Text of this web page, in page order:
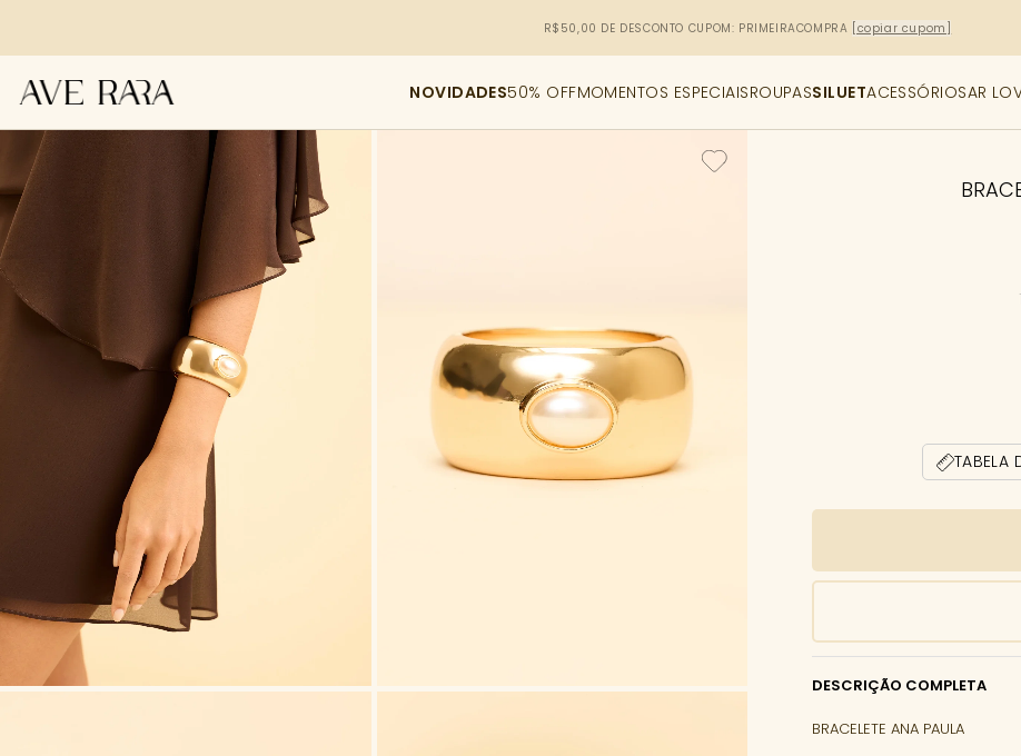
R$50,00 DE DESCONTO CUPOM: PRIMEIRACOMPRA [copiar cupom]
NOVIDADES50% OFFMOMENTOS ESPECIAISROUPASSILUETACESSÓRIOSAR
TABELA
DESCRIÇÃO COMPLETA
BRACELETE ANA PAULA